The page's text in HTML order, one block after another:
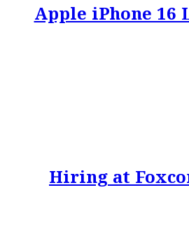
Apple iPhone 16
Hiring at Foxconn: